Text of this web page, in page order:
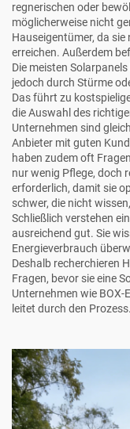
regnerischen oder
möglicherweise nicht
Hauseigentümer, da
erreichen. Außerdem
Die meisten
jedoch durch Stürme
Das führt zu
die Auswahl des
Unternehmen sind
Anbieter mit guten
haben zudem oft
nur wenig Pflege, doch
erforderlich, damit sie
schwer, die nicht
Schließlich verstehen
ausreichend gut. Sie
Energieverbrauch
Deshalb recherchieren
Fragen, bevor sie eine
Unternehmen wie BOX-E
leitet durch den Prozess.